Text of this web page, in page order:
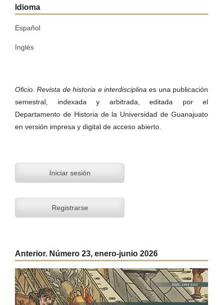
Idioma
Español
Inglés
Oficio. Revista de historia e interdisciplinaes una publicación
semestral, indexada y arbitrada, editada por el
Departamento de Historia de la Universidad de Guanajuato
en versión impresa y digital de acceso abierto.
Iniciar sesión
Registrarse
Anterior. Número 23, enero-junio 2026